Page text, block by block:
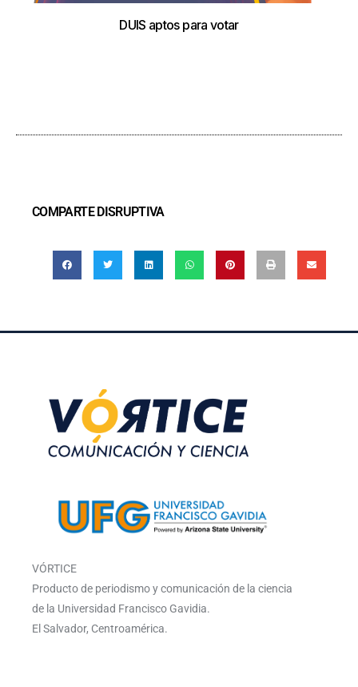
DUIS aptos para votar
COMPARTE DISRUPTIVA
VÓRTICE
Producto de periodismo y comunicación de la ciencia
de la Universidad Francisco Gavidia.
El Salvador, Centroamérica.